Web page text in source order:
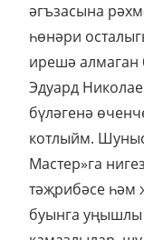
әгъзасына
һөнәри
ирешә алмаган
Эдуард
бүләгенә
котлыйм.
Мастер»га
тәҗрибәсе һәм
буынга